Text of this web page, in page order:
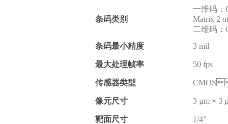
条码类别
一维码
Matrix
二维码
条码最小精度
3 mil
最大处理帧率 50 fps
传感器类型
像元尺寸 3 µm × 3
靶面尺寸 1/4”